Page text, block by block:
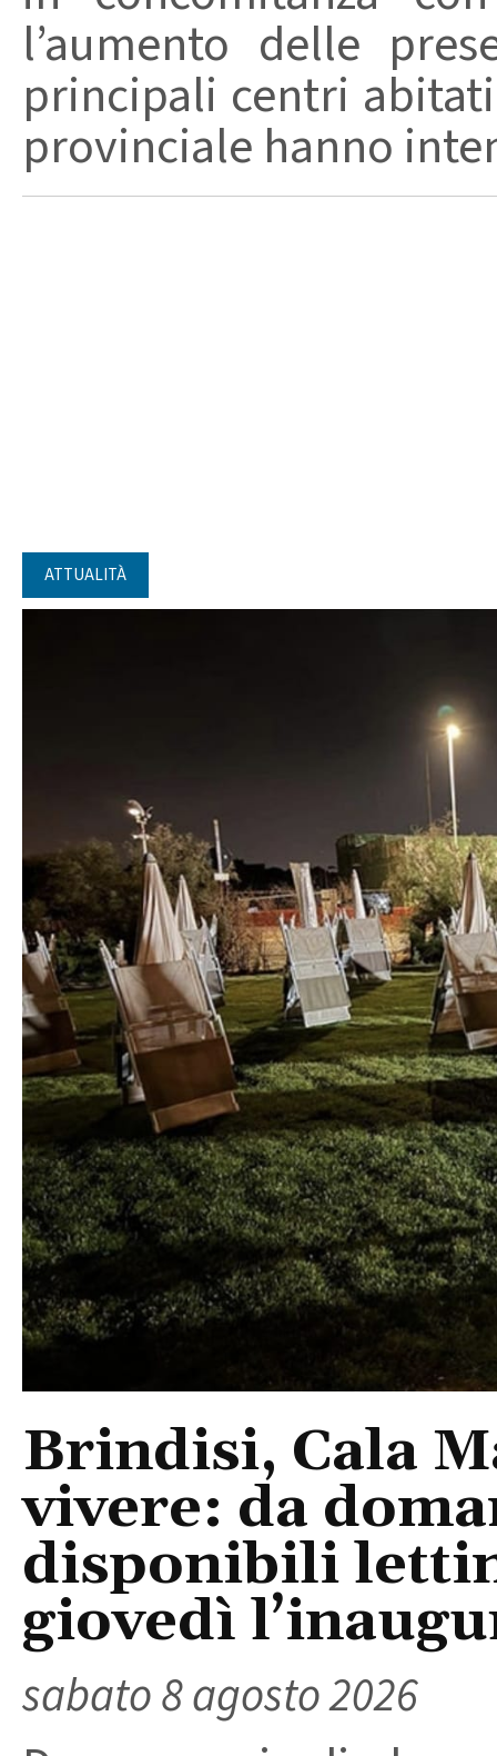
l’aumento delle
principali centri
provinciale hanno
ATTUALITÀ
Brindisi, Cala
vivere: da
disponibili
giovedì
sabato 8 agosto 2026